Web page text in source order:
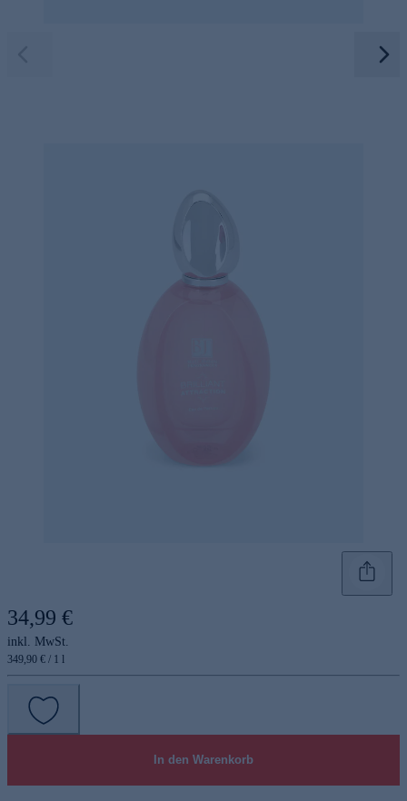
34,99 €
inkl. MwSt.
349,90 € / 1 l
In den Warenkorb